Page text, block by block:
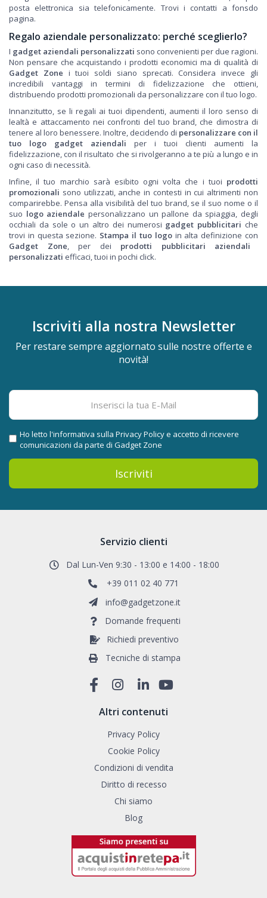
posta elettronica sia telefonicamente. Trovi i contatti a fonsdo
pagina.
Regalo aziendale personalizzato: perché sceglierlo?
I gadget aziendali personalizzati sono convenienti per due ragioni.
Non pensare che acquistando i prodotti economici ma di qualità di
Gadget Zone i tuoi soldi siano sprecati. Considera invece gli
incredibili vantaggi in termini di fidelizzazione che ottieni,
distribuendo prodotti promozionali da personalizzare con il tuo logo.
Innanzitutto, se li regali ai tuoi dipendenti, aumenti il loro senso di
lealtà e attaccamento nei confronti del tuo brand, che dimostra di
tenere al loro benessere. Inoltre, decidendo di personalizzare con il
tuo logo gadget aziendali per i tuoi clienti aumenti la
fidelizzazione, con il risultato che si rivolgeranno a te più a lungo e in
ogni caso di necessità.
Infine, il tuo marchio sarà esibito ogni volta che i tuoi prodotti
promozionali sono utilizzati, anche in contesti in cui altrimenti non
comparirebbe. Pensa alla visibilità del tuo brand, se il suo nome o il
suo logo aziendale personalizzano un pallone da spiaggia, degli
occhiali da sole o un altro dei numerosi gadget pubblicitari che
trovi in questa sezione. Stampa il tuo logo in alta definizione con
Gadget Zone, per dei prodotti pubblicitari aziendali
personalizzati efficaci, tuoi in pochi click.
Iscriviti alla nostra Newsletter
Per restare sempre aggiornato sulle nostre offerte e
novità!
Iscriviti
Ho letto l'informativa sulla Privacy Policye accetto di ricevere
comunicazioni da parte di Gadget Zone
Servizio clienti
Dal Lun-Ven 9:30 - 13:00 e 14:00 - 18:00
+39 011 02 40 771
info@gadgetzone.it
Domande frequenti
Richiedi preventivo
Tecniche di stampa
Altri contenuti
Privacy Policy
Cookie Policy
Condizioni di vendita
Diritto di recesso
Chi siamo
Blog